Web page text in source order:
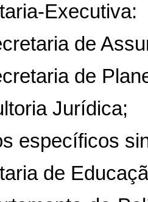
Executiva:
de
de
Jurídica;
de